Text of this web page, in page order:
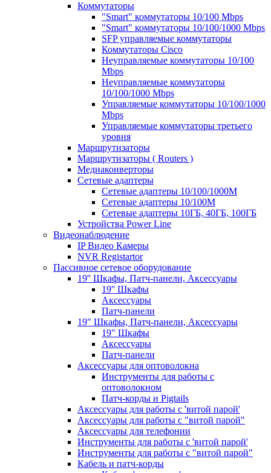
Коммутаторы
"Smart" коммутаторы 10/100 Mbps
"Smart" коммутаторы 10/100/1000 Mbps
SFP управляемые коммутаторы
Коммутаторы Cisco
Неуправляемые коммутаторы 10/100
Mbps
Неуправляемые коммутаторы
10/100/1000 Mbps
Управляемые коммутаторы 10/100/1000
Mbps
Управляемые коммутаторы третьего
уровня
Маршрутизаторы
Маршрутизаторы ( Routers )
Медиаконверторы
Сетевые адаптеры
Сетевые адаптеры 10/100/1000М
Сетевые адаптеры 10/100M
Сетевые адаптеры 10ГБ, 40ГБ, 100ГБ
Устройства Power Line
Видеонаблюдение
IP Видео Камеры
NVR Registartor
Пассивное сетевое оборудование
19'' Шкафы, Патч-панели, Аксессуары
19'' Шкафы
Аксессуары
Патч-панели
19" Шкафы, Патч-панели, Аксессуары
19" Шкафы
Аксессуары
Патч-панели
Аксессуары для оптоволокна
Инструменты для работы с
оптоволокном
Патч-корды и Pigtails
Аксессуары для работы с 'витой парой'
Аксессуары для работы с "витой парой"
Аксессуары для телефонии
Инструменты для работы с 'витой парой'
Инструменты для работы с "витой парой"
Кабель и патч-корды